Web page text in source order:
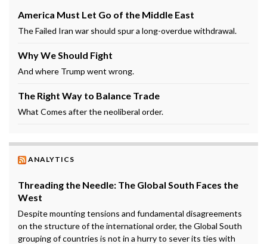
America Must Let Go of the Middle East
The Failed Iran war should spur a long-overdue withdrawal.
Why We Should Fight
And where Trump went wrong.
The Right Way to Balance Trade
What Comes after the neoliberal order.
ANALYTICS
Threading the Needle: The Global South Faces the
West
Despite mounting tensions and fundamental disagreements
on the structure of the international order, the Global South
grouping of countries is not in a hurry to sever its ties with